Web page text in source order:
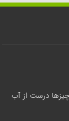
درست از آب